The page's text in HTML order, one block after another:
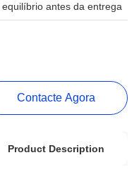
antes da entrega
Contacte Agora
Product Description